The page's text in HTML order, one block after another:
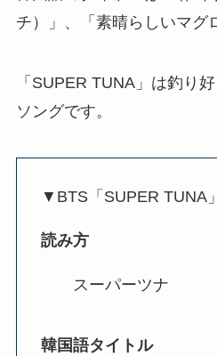
チ）」、「素晴らしいマグ
「SUPER TUNA」は釣り
ソングです。
▼BTS「SUPER TUNA
読み方
スーパーツナ
韓国語タイトル